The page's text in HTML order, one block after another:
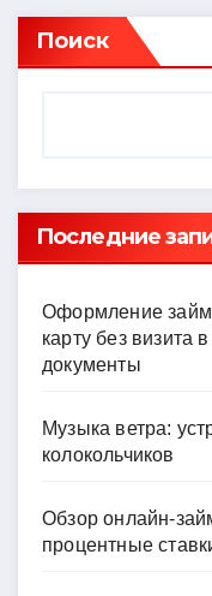
Поиск
Последние
Оформление
карту без визита
документы
Музыка ветра:
колокольчиков
Обзор онлайн-
процентные